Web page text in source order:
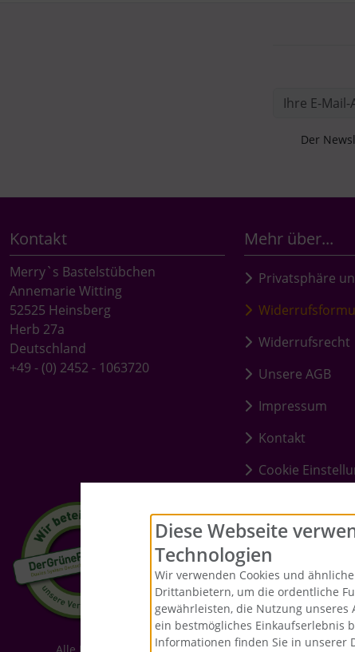
Der
Kontakt
Merry`s Bastelstübchen
Annemarie Witting
52525 Heinsberg
Herb 27a
Deutschland
+49 - (0) 2452 - 1063720
Mehr über...
Privatsphäre
Widerrufsrecht
Unsere AGB
Impressum
Kontakt
Cookie
Alle Preise inkl. gesetzl. MwSt. zzgl.Versandkosten. Die
Diese Webseite
Technologien
Wir verwenden Cookies und
Drittanbietern, um die ordentliche
gewährleisten, die Nutzung unseres
ein bestmögliches Einkaufserlebnis
Informationen finden Sie in unserer